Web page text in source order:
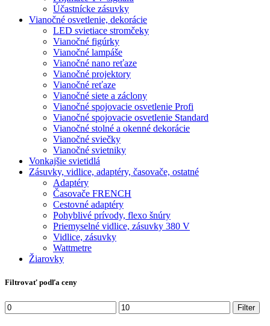
Účastnícke zásuvky
Vianočné osvetlenie, dekorácie
LED svietiace stromčeky
Vianočné figúrky
Vianočné lampáše
Vianočné nano reťaze
Vianočné projektory
Vianočné reťaze
Vianočné siete a záclony
Vianočné spojovacie osvetlenie Profi
Vianočné spojovacie osvetlenie Standard
Vianočné stolné a okenné dekorácie
Vianočné sviečky
Vianočné svietniky
Vonkajšie svietidlá
Zásuvky, vidlice, adaptéry, časovače, ostatné
Adaptéry
Časovače FRENCH
Cestovné adaptéry
Pohyblivé prívody, flexo šnúry
Priemyselné vidlice, zásuvky 380 V
Vidlice, zásuvky
Wattmetre
Žiarovky
Filtrovať podľa ceny
Min
price
Max
price
Filter